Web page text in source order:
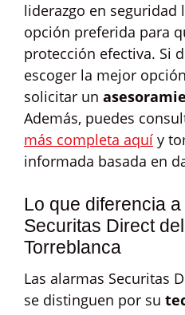
liderazgo en seguridad
opción preferida para
protección efectiva. Si
escoger la mejor
solicitar un
Además, puedes
más completa aquí y
informada basada en
Lo que diferencia
Securitas Direct
Torreblanca
Las alarmas Securitas
se distinguen por su